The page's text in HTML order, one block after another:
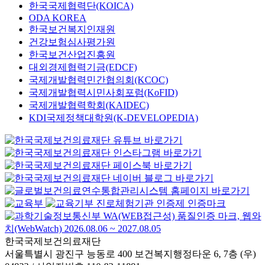
한국국제협력단(KOICA)
ODA KOREA
한국보건복지인재원
건강보험심사평가원
한국보건산업진흥원
대외경제협력기금(EDCF)
국제개발협력민간협의회(KCOC)
국제개발협력시민사회포럼(KoFID)
국제개발협력학회(KAIDEC)
KDI국제정책대학원(K-DEVELOPEDIA)
한국국제보건의료재단
서울특별시 광진구 능동로 400 보건복지행정타운 6, 7층 (우)